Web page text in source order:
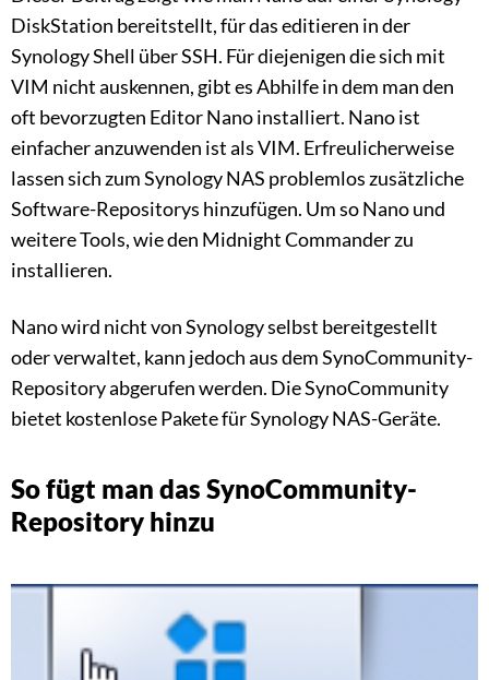
DiskStation bereitstellt, für das editieren in der
Synology Shell über SSH. Für diejenigen die sich mit
VIM nicht auskennen, gibt es Abhilfe in dem man den
oft bevorzugten Editor Nano installiert. Nano ist
einfacher anzuwenden ist als VIM. Erfreulicherweise
lassen sich zum Synology NAS problemlos zusätzliche
Software-Repositorys hinzufügen. Um so Nano und
weitere Tools, wie den Midnight Commander zu
installieren.
Nano wird nicht von Synology selbst bereitgestellt
oder verwaltet, kann jedoch aus dem SynoCommunity-
Repository abgerufen werden. Die SynoCommunity
bietet kostenlose Pakete für Synology NAS-Geräte.
So fügt man das SynoCommunity-
Repository hinzu